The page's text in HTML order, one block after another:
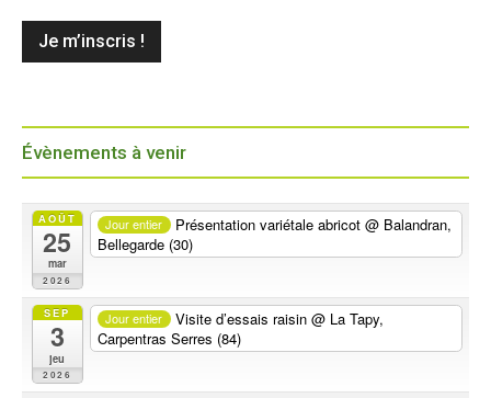
Évènements à venir
AOÛT
25
mar
2026
Jour entier Présentation variétale abricot@ Balandran,
Bellegarde (30)
SEP
3
jeu
2026
Jour entier Visite d’essais raisin@ La Tapy,
Carpentras Serres (84)